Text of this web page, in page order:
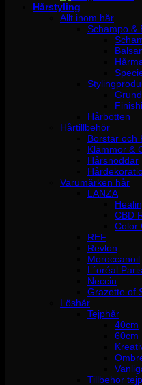
Hårstyling
Allt inom hår
Schampo &
Hårbotten
Hårtillbehör
Borstar och
Klämmor &
Hårsnoddar
Varumärken hår
LANZA
CBD
Color
REF
Revlon
Moroccanoil
L´oréal Paris
Neccin
Grazette of
Löshår
Tejphår
40cm
60cm
Tillbehör